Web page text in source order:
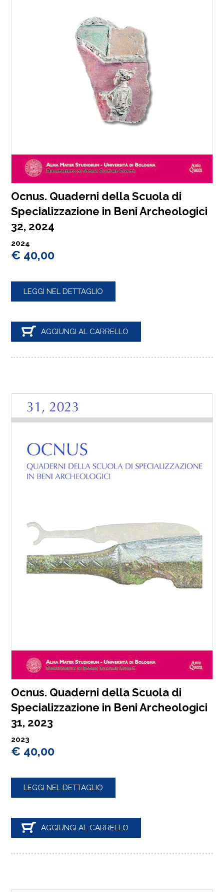
Ocnus. Quaderni della Scuola di
Specializzazione in Beni Archeologici
32, 2024
2024
€ 40,00
LEGGI NEL DETTAGLIO
AGGIUNGI AL CARRELLO
Ocnus. Quaderni della Scuola di
Specializzazione in Beni Archeologici
31, 2023
2023
€ 40,00
LEGGI NEL DETTAGLIO
AGGIUNGI AL CARRELLO